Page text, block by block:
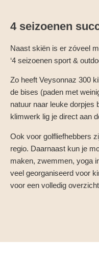
4 seizoenen
Naast skiën is er zóveel
‘4 seizoenen sport &
Zo heeft Veysonnaz 300
de bises (paden met
natuur naar leuke dorpjes
klimwerk lig je direct aan
Ook voor golfliefhebbers
regio. Daarnaast kun je
maken, zwemmen, yoga
veel georganiseerd voor
voor een volledig